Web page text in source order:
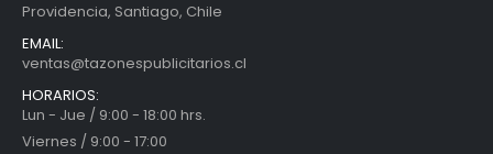
Providencia, Santiago, Chile
EMAIL:
ventas@tazonespublicitarios.cl
HORARIOS:
Lun - Jue / 9:00 - 18:00 hrs.
Viernes / 9:00 - 17:00